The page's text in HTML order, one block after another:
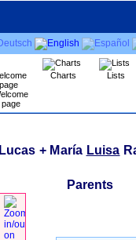
page
Charts Lists
+ María Luisa
Parents